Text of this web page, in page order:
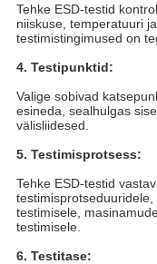
Tehke ESD-testid
niiskuse, temperatuuri
testimistingimused on
4. Testipunktid:
Valige sobivad
esineda, sealhulgas
välisliidesed.
5. Testimisprotsess:
Tehke ESD-testid
testimisele,
testimisele.
6. Testitase: